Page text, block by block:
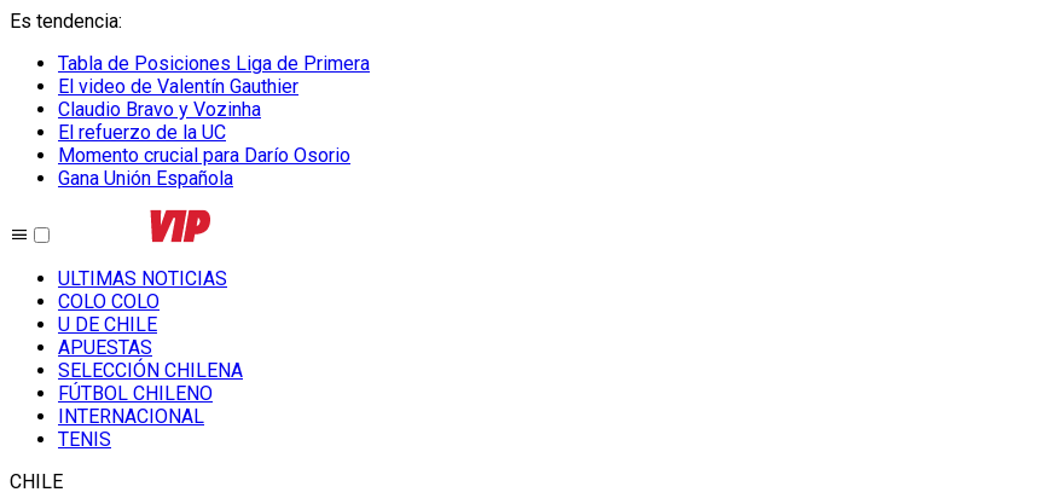
Es tendencia:
Tabla de Posiciones Liga de Primera
El video de Valentín Gauthier
Claudio Bravo y Vozinha
El refuerzo de la UC
Momento crucial para Darío Osorio
Gana Unión Española
ULTIMAS NOTICIAS
COLO COLO
U DE CHILE
APUESTAS
SELECCIÓN CHILENA
FÚTBOL CHILENO
INTERNACIONAL
TENIS
CHILE